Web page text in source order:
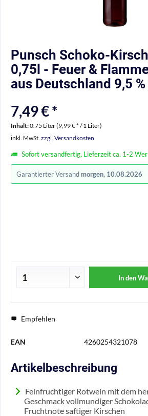
Punsch Schoko-
0,75l - Feuer &
aus Deutschland 9,5 %
7,49 € *
Inhalt:0.75 Liter (9,99 € * / 1 Liter)
inkl. MwSt. zzgl. Versandkosten
Sofort versandfertig, Lieferzeit ca. 1-2
Garantierter Versand morgen, 10.08.2026
In den
Empfehlen
EAN 4260254321078
Artikelbeschreibung
Feinfruchtiger Rotwein mit dem
Geschmack vollmundiger
Fruchtnote saftiger Kirschen